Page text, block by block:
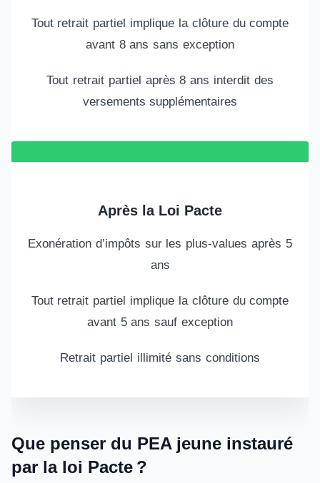
Tout retrait partiel implique la clôture du compte
avant 8 ans sans exception
Tout retrait partiel après 8 ans interdit des
versements supplémentaires
Après la Loi Pacte
Exonération d’impôts sur les plus-values après 5
ans
Tout retrait partiel implique la clôture du compte
avant 5 ans sauf exception
Retrait partiel illimité sans conditions
Que penser du PEA jeune instauré
par la loi Pacte ?